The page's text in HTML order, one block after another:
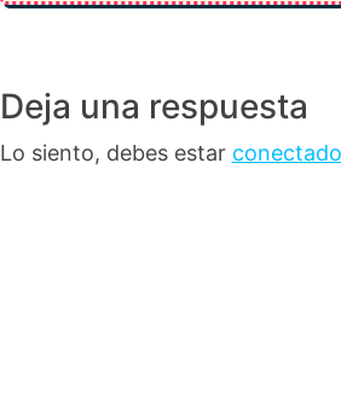
Deja una respuesta
Lo siento, debes estar conectado